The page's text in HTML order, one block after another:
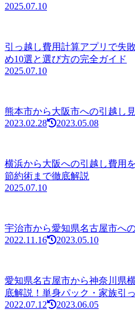
2025.07.10
引っ越し費用計算アプリで失
め10選と選び方の完全ガイド
2025.07.10
熊本市から大阪市への引越し
2023.02.28
2023.05.08
横浜から大阪への引越し費用
節約術まで徹底解説
2025.07.10
宇治市から愛知県名古屋市へ
2022.11.16
2023.05.10
愛知県名古屋市から神奈川県
底解説！単身パック・家族引
2022.07.12
2023.06.05